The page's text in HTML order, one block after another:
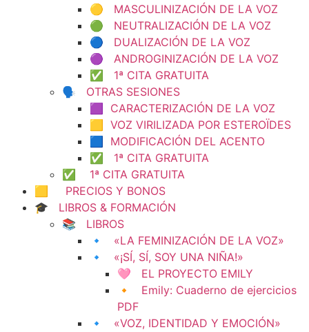
🟡 MASCULINIZACIÓN DE LA VOZ
🟢 NEUTRALIZACIÓN DE LA VOZ
🔵 DUALIZACIÓN DE LA VOZ
🟣 ANDROGINIZACIÓN DE LA VOZ
✅ 1ª CITA GRATUITA
🗣️ OTRAS SESIONES
🟪 CARACTERIZACIÓN DE LA VOZ
🟨 VOZ VIRILIZADA POR ESTEROÏDES
🟦 MODIFICACIÓN DEL ACENTO
✅ 1ª CITA GRATUITA
✅ 1ª CITA GRATUITA
🟨 PRECIOS Y BONOS
🎓 LIBROS & FORMACIÓN
📚 LIBROS
🔹 «LA FEMINIZACIÓN DE LA VOZ»
🔹 «¡SÍ, SÍ, SOY UNA NIÑA!»
🩷 EL PROYECTO EMILY
🔸 Emily: Cuaderno de ejercicios
PDF
🔹 «VOZ, IDENTIDAD Y EMOCIÓN»